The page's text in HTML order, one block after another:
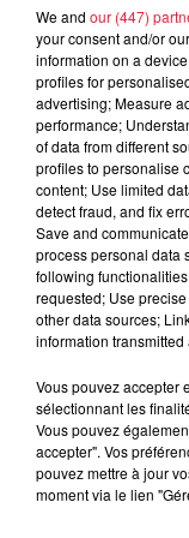
À découvrir
We and our (447)
your consent and/or
information on a
profiles for
advertising; Measure
performance;
of data from different
profiles to personalise
content; Use limited
detect fraud, and fix
Save and
process personal data
following
requested; Use
other data sources;
information transmitted
Vous pouvez accepter
sélectionnant les
Vous pouvez
accepter". Vos
pouvez mettre à jour
moment via le lien